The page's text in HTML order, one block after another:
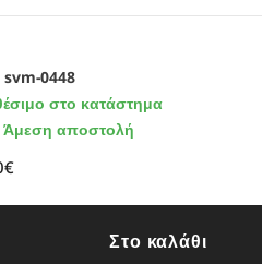
svm-0448
στο κατάστημα
Άμεση αποστολή
Στο καλάθι